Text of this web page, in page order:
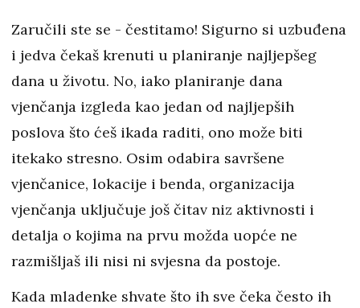
Zaručili ste se - čestitamo! Sigurno si uzbuđena
i jedva čekaš krenuti u planiranje najljepšeg
dana u životu. No, iako planiranje dana
vjenčanja izgleda kao jedan od najljepših
poslova što ćeš ikada raditi, ono može biti
itekako stresno. Osim odabira savršene
vjenčanice, lokacije i benda, organizacija
vjenčanja uključuje još čitav niz aktivnosti i
detalja o kojima na prvu možda uopće ne
razmišljaš ili nisi ni svjesna da postoje.
Kada mladenke shvate što ih sve čeka često ih